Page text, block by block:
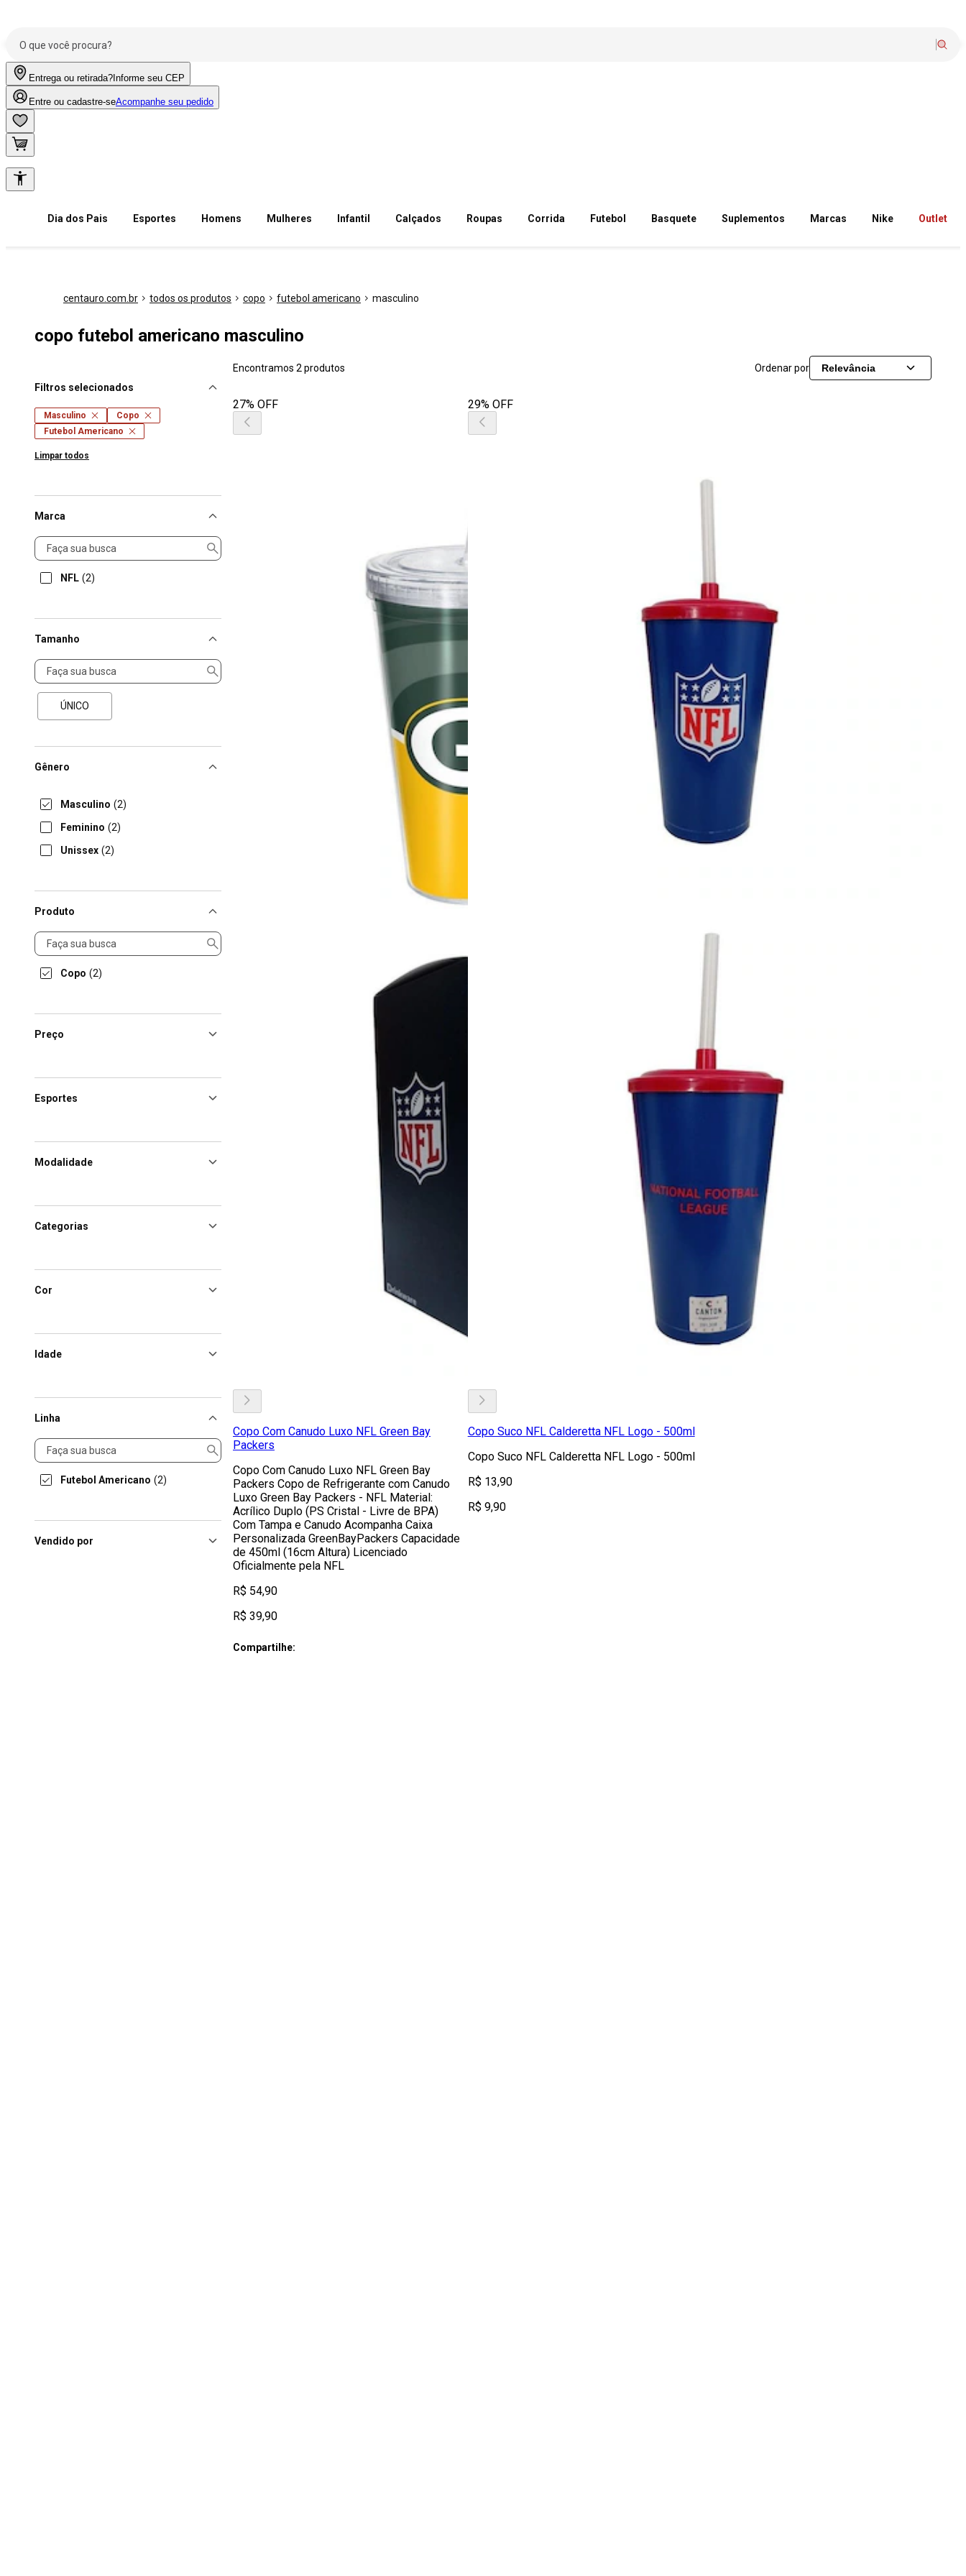
Entrega ou retirada? Informe seu CEP
Entre ou cadastre-seAcompanhe seu pedido
Dia dos Pais Esportes Homens Mulheres Infantil Calçados Roupas Corrida Futebol Basquete Suplementos Marcas Nike Outlet
centauro.com.br todos os produtos copo futebol americano masculino
copo futebol americano masculino
Filtros selecionados
Masculino
Copo
Futebol Americano
Limpar todos
Marca
Marca
NFL (2)
Tamanho
Tamanho
ÚNICO
Gênero
Masculino (2)
Feminino (2)
Unissex (2)
Produto
Produto
Copo (2)
Preço
Esportes
Modalidade
Categorias
Cor
Idade
Linha
Linha
Futebol Americano (2)
Vendido por
Encontramos 2 produtos Ordenar por Relevância
27% OFF
Copo Com Canudo Luxo NFL Green Bay
Packers
Copo Com Canudo Luxo NFL Green Bay
Packers Copo de Refrigerante com Canudo
Luxo Green Bay Packers - NFL Material:
Acrílico Duplo (PS Cristal - Livre de BPA)
Com Tampa e Canudo Acompanha Caixa
Personalizada GreenBayPackers Capacidade
de 450ml (16cm Altura) Licenciado
Oficialmente pela NFL
R$ 54,90
R$ 39,90
29% OFF
Copo Suco NFL Calderetta NFL Logo - 500ml
Copo Suco NFL Calderetta NFL Logo - 500ml
R$ 13,90
R$ 9,90
Compartilhe: